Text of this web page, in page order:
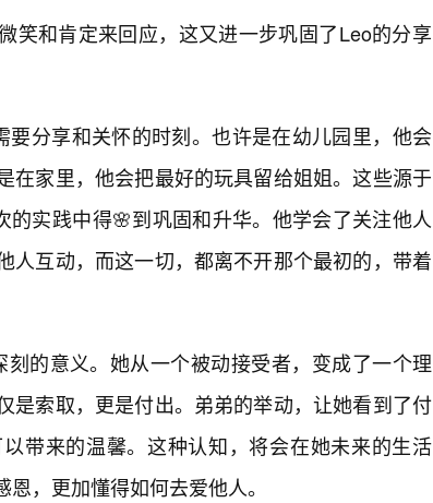
笑和肯定来回应，这又进一步巩固了Leo的分享
分享和关怀的时刻。也许是在幼儿园里，他会
在家里，他会把最好的玩具留给姐姐。这些源于
的实践中得🌸到巩固和升华。他学会了关注他人
人互动，而这一切，都离不开那个最初的，带着
的意义。她从一个被动接受者，变成了一个理
是索取，更是付出。弟弟的举动，让她看到了付
带来的温馨。这种认知，将会在她未来的生活
，更加懂得如何去爱他人。